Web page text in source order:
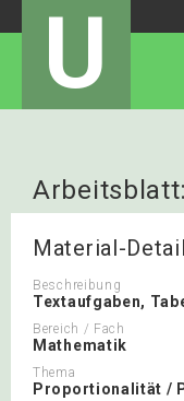
U
Material-
Beschreibung
Textaufgaben,
Bereich / Fach
Mathematik
Thema
Proportionalität /